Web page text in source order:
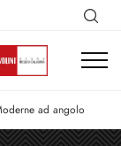
ad angolo